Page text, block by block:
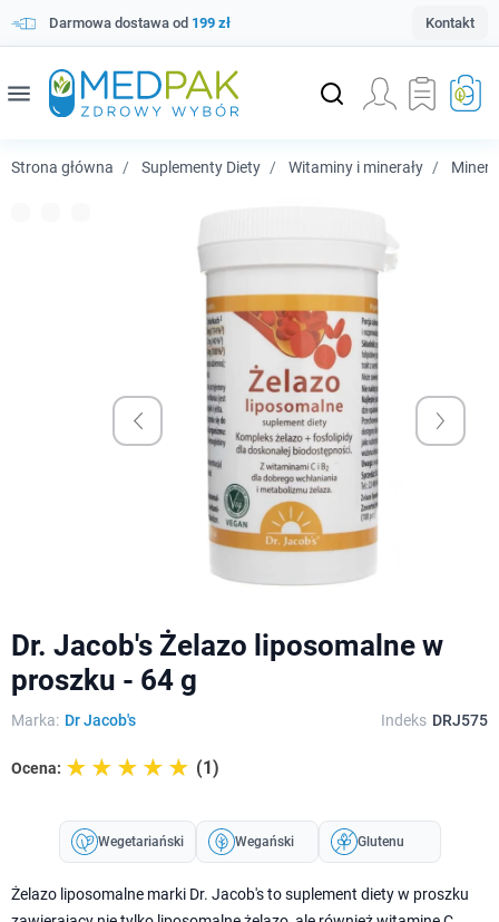
Darmowa dostawa od 199 zł Kontakt
menu
Strona główna Suplementy Diety Witaminy i minerały
Dr. Jacob's Żelazo liposomalne w
proszku - 64 g
Marka: Dr Jacob's Indeks DRJ575
Ocena: ☆☆☆☆☆
★★★★★ (1)
Wegetariański Wegański Glutenu
Żelazo liposomalne marki Dr. Jacob's to suplement diety w proszku